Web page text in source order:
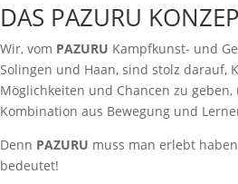
DAS PAZURU
Wir, vom PAZURU Kampfkunst- und
Solingen und Haan, sind stolz darauf,
Möglichkeiten und Chancen zu
Kombination aus Bewegung und
Denn PAZURU muss man erlebt
bedeutet!